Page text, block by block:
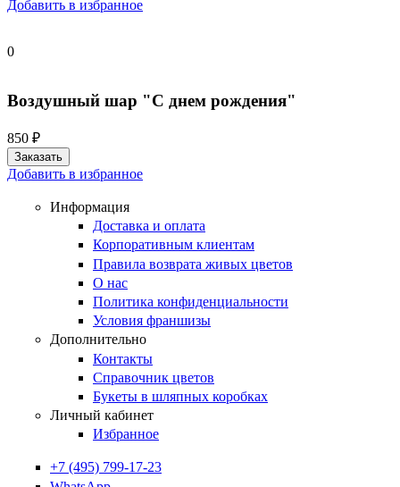
Добавить в избранное
0
Воздушный шар "С днем рождения"
850 ₽
Добавить в избранное
Информация
Доставка и оплата
Корпоративным клиентам
Правила возврата живых цветов
О нас
Политика конфиденциальности
Условия франшизы
Дополнительно
Контакты
Справочник цветов
Букеты в шляпных коробках
Личный кабинет
Избранное
+7 (495) 799-17-23